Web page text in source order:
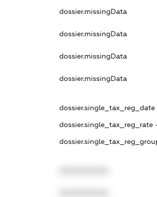
dossier.missingData
dossier.missingData
dossier.missingData
dossier.missingData
dossier.single_tax_reg_date -
dossier.single_tax_reg_rate